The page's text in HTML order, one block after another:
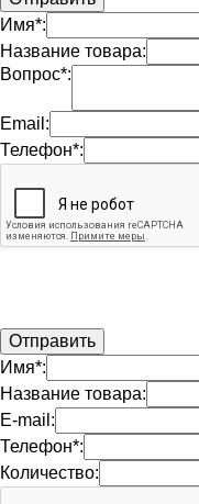
Имя*:
Название товара:
Вопрос*:
Email:
Телефон*:
Имя*:
Название товара:
E-mail:
Телефон*:
Количество: